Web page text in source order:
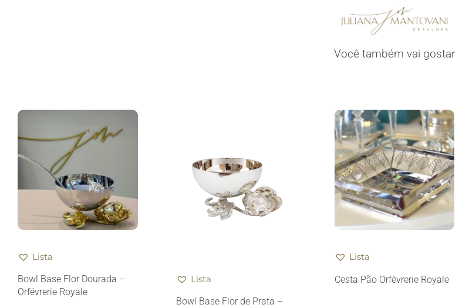
Você também vai gostar
Lista
Bowl Base Flor Dourada –
Orfévrerie Royale
Lista
Bowl Base Flor de Prata –
Lista
Cesta Pão Orfèvrerie Royale